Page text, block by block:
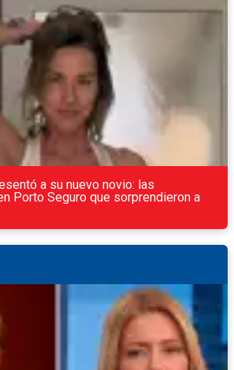
a su nuevo novio: las
Porto Seguro que sorprendieron a